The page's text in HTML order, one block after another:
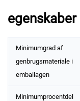
egenskaber
Minimumgrad af
genbrugsmateriale i
emballagen
Minimumprocentdel